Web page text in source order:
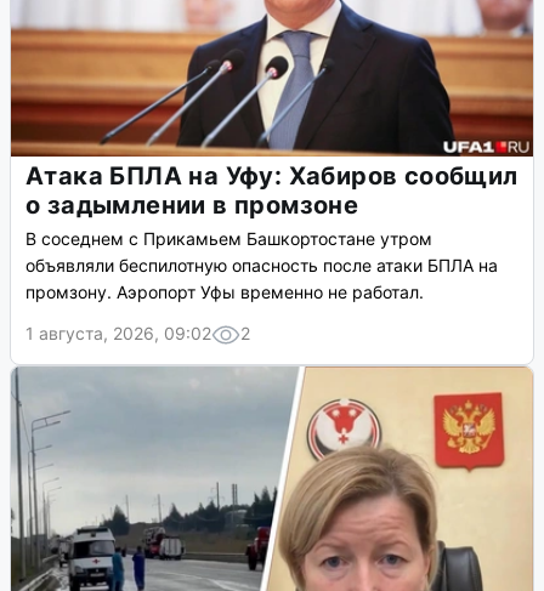
Атака БПЛА на Уфу: Хабиров сообщил
о задымлении в промзоне
В соседнем с Прикамьем Башкортостане утром
объявляли беспилотную опасность после атаки БПЛА на
промзону. Аэропорт Уфы временно не работал.
1 августа, 2026, 09:02
2